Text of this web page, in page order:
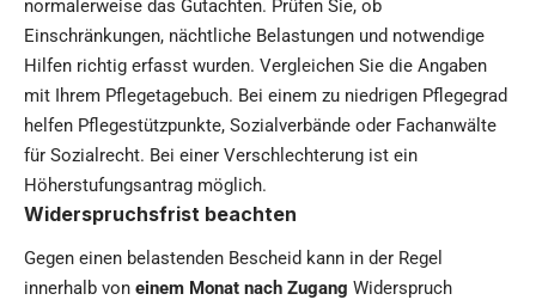
normalerweise das Gutachten. Prüfen Sie, ob
Einschränkungen, nächtliche Belastungen und notwendige
Hilfen richtig erfasst wurden. Vergleichen Sie die Angaben
mit Ihrem Pflegetagebuch. Bei einem zu niedrigen Pflegegrad
helfen Pflegestützpunkte, Sozialverbände oder Fachanwälte
für Sozialrecht. Bei einer Verschlechterung ist ein
Höherstufungsantrag möglich.
Widerspruchsfrist beachten
Gegen einen belastenden Bescheid kann in der Regel
innerhalb von einem Monat nach Zugang Widerspruch